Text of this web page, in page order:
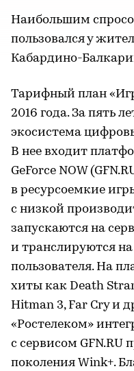
Наибольшим
пользовался у
Кабардино-
Тарифный план
2016 года. За пять
экосистема
В нее входит
GeForce NOW
в ресурсоемкие
с низкой
запускаются на
и транслируются
пользователя. На
хиты как Death
Hitman 3, Far Cry и
«Ростелеком»
с сервисом GFN.RU
поколения Wink+.